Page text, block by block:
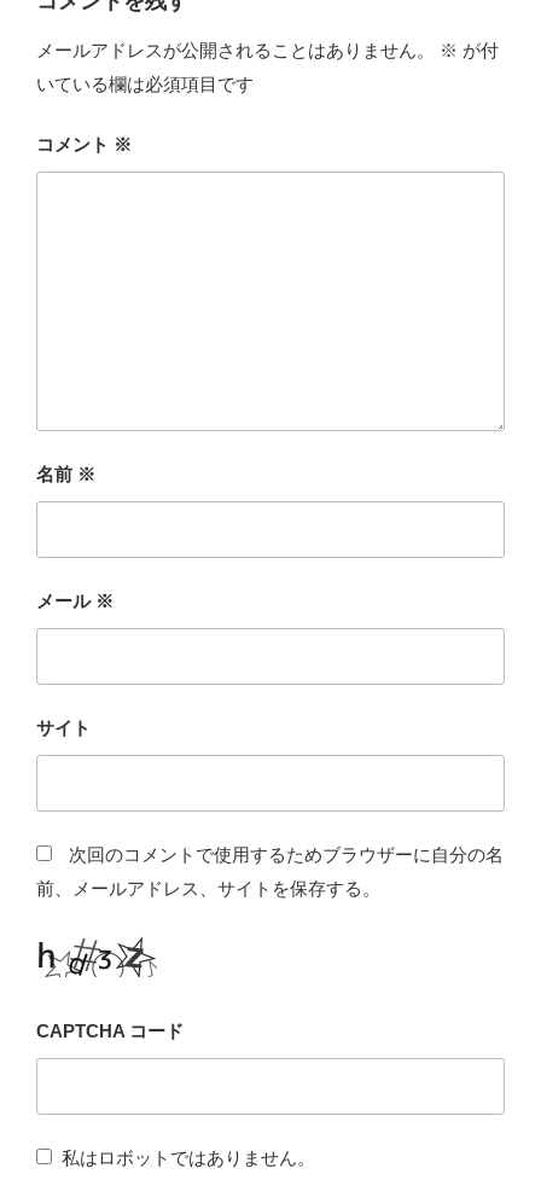
メールアドレスが公開されることはありません。 ※ が付
いている欄は必須項目です
コメント ※
名前 ※
メール ※
サイト
次回のコメントで使用するためブラウザーに自分の名
前、メールアドレス、サイトを保存する。
CAPTCHA コード
私はロボットではありません。